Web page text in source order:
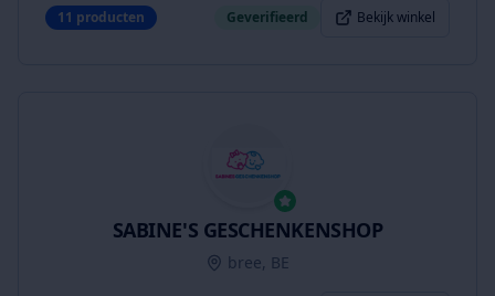
11 producten Geverifieerd Bekijk winkel
SABINE'S GESCHENKENSHOP
bree, BE